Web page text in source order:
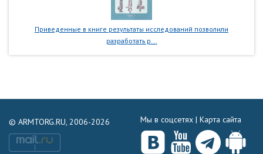
Приведенные в книге результаты исследований позволили
разработать р...
© ARMTORG.RU, 2006-2026 Мы в соцсетях | Карта сайта